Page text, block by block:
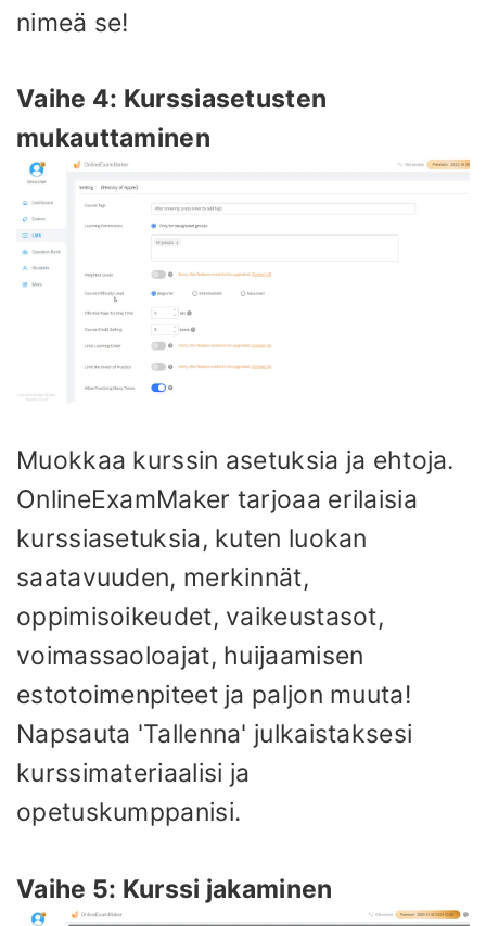
nimeä se!
Vaihe 4: Kurssiasetusten
mukauttaminen
Muokkaa kurssin asetuksia ja ehtoja.
OnlineExamMaker tarjoaa erilaisia ​​
kurssiasetuksia, kuten luokan
saatavuuden, merkinnät,
oppimisoikeudet, vaikeustasot,
voimassaoloajat, huijaamisen
estotoimenpiteet ja paljon muuta!
Napsauta 'Tallenna' julkaistaksesi
kurssimateriaalisi ja
opetuskumppanisi.
Vaihe 5: Kurssi jakaminen